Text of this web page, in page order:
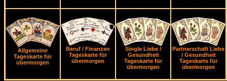
Allgemeine
Tageskarte für
übermorgen
Beruf / Finanzen
Tageskarte für
übermorgen
Single Liebe /
Gesundheit
Tageskarte für
übermorgen
Partnerschaft Liebe
/ Gesundheit
Tageskarte für
übermorgen